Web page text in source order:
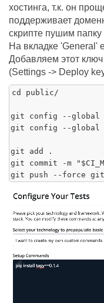
хостинга, т.к. он
поддерживает
скрипте пушим
На вкладке 'General'
Добавляем этот
(Settings -> Deploy
cd public/
git config --global
git config --global
git add .
git commit -m